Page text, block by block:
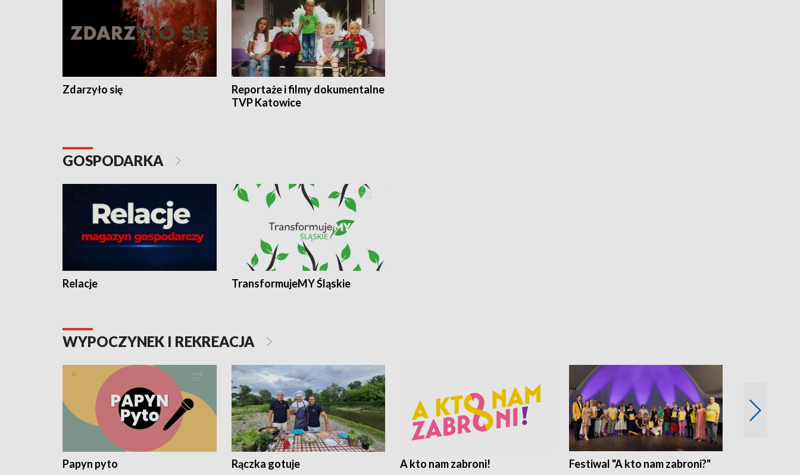
Zdarzyło się
Reportaże i filmy dokumentalne
TVP Katowice
GOSPODARKA
Relacje TransformujeMY Śląskie
WYPOCZYNEK I REKREACJA
Papyn pyto Rączka gotuje A kto nam zabroni! Festiwal "A kto nam zabroni?"